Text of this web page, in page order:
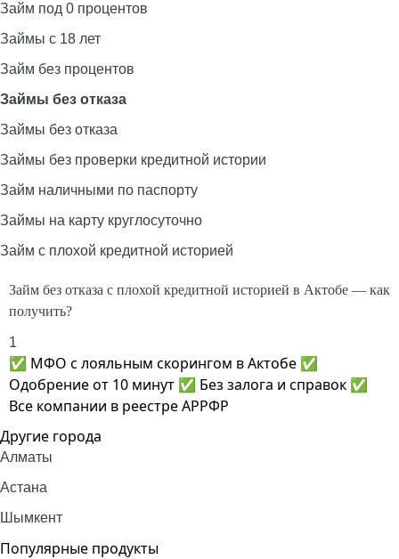
Займ под 0 процентов
Займы с 18 лет
Займ без процентов
Займы без отказа
Займы без отказа
Займы без проверки кредитной истории
Займ наличными по паспорту
Займы на карту круглосуточно
Займ с плохой кредитной историей
Займ без отказа с плохой кредитной историей в Актобе — как
получить?
1
✅ МФО с лояльным скорингом в Актобе ✅
Одобрение от 10 минут ✅ Без залога и справок ✅
Все компании в реестре АРРФР
Другие города
Алматы
Астана
Шымкент
Популярные продукты